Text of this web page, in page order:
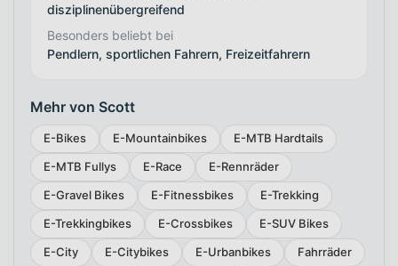
disziplinenübergreifend
Besonders beliebt bei
Pendlern, sportlichen Fahrern, Freizeitfahrern
Mehr von Scott
E-Bikes E-Mountainbikes
E-MTB Hardtails
E-MTB Fullys
E-Race
E-Rennräder
E-Gravel Bikes
E-Fitnessbikes
E-Trekking
E-Trekkingbikes
E-Crossbikes
E-SUV Bikes
E-City
E-Citybikes E-Urbanbikes
Fahrräder